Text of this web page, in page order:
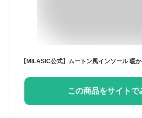
この商品をサイトで